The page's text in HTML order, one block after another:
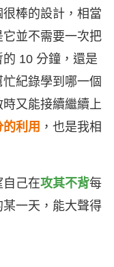
很棒的設計，相當
並不需要一次把
10 分鐘，還是
紀錄學到哪一個
又能接續繼續上
利用 ，也是我相
己在攻其不背每
一天，能大聲得